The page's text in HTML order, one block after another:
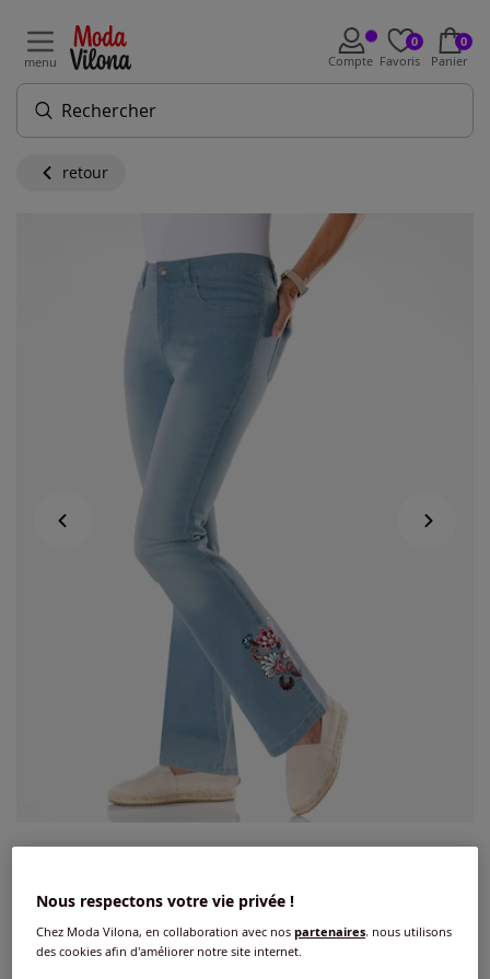
menu Compte
0
Favoris
0
Panier
retour
Réf : 417.672.012 5/5
Nous respectons votre vie privée !
Chez Moda Vilona, en collaboration avec nospartenaires, nous utilisons
des cookies afin d'améliorer notre site internet.